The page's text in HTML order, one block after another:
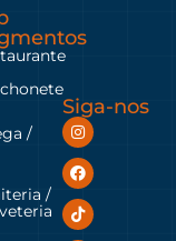
/
/
Siga-nos